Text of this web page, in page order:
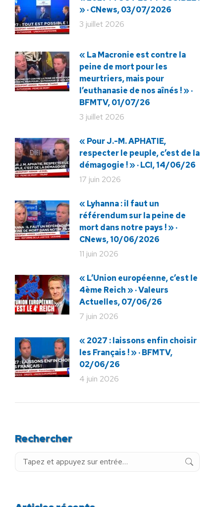
» · CNews, 03/07/2026
3 juillet 2026
« La Macronie est contre la
peine de mort pour les
meurtriers, mais pour
l’euthanasie de nos aînés ! » ·
BFMTV, 01/07/26
3 juillet 2026
« Pour J.-M. APHATIE,
respecter le peuple, c’est de la
démagogie ! » · LCI, 14/06/26
17 juin 2026
« Lyhanna : il faut un
référendum sur la peine de
mort dans notre pays ! » ·
CNews, 10/06/2026
11 juin 2026
« L’Union européenne, c’est le
4ème Reich » · Valeurs
Actuelles, 07/06/26
7 juin 2026
« 2027 : laissons enfin choisir
les Français ! » · BFMTV,
02/06/26
4 juin 2026
Rechercher
Recherche